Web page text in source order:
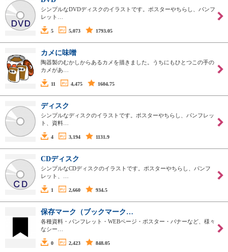
シンプルなDVDディスクのイラストです。ポスターやちらし、パンフ
レット…
5 5,073 1793.05
カメに味噌
陶器製のむかしからあるカメを描きました。うちにもひとつこの手の
カメがあ…
11 4,475 1604.75
ディスク
シンプルなディスクのイラストです。ポスターやちらし、パンフレッ
ト、資料…
4 3,194 1131.9
CDディスク
シンプルなCDディスクのイラストです。ポスターやちらし、パンフ
レット、…
1 2,660 934.5
保存マーク（ブックマーク…
各種資料・パンフレット・WEBページ・ポスター・バナーなど、様々
なシー…
0 2,423 848.05